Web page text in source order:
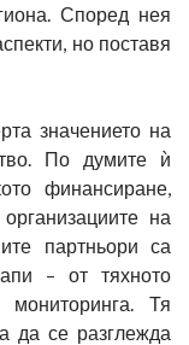
Според нея
но поставя
значението на
По думите ѝ
финансиране,
на
партньори са
– от тяхното
Тя
да се разглежда